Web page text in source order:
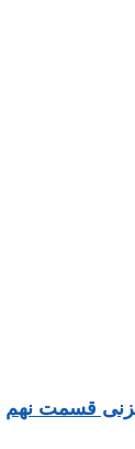
قسمت نهم